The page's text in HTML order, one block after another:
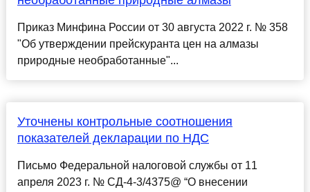
Приказ Минфина России от 30 августа 2022 г. № 358
"Об утверждении прейскуранта цен на алмазы
природные необработанные"...
Уточнены контрольные соотношения
показателей декларации по НДС
Письмо Федеральной налоговой службы от 11
апреля 2023 г. № СД-4-3/4375@ “О внесении